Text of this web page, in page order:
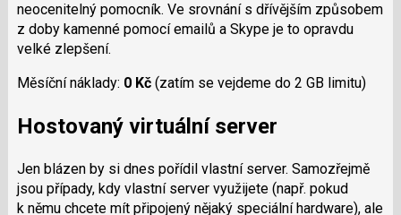
neocenitelný pomocník. Ve srovnání s dřívějším způsobem
z doby kamenné pomocí emailů a Skype je to opravdu
velké zlepšení.
Měsíční náklady: 0 Kč(zatím se vejdeme do 2 GB limitu)
Hostovaný virtuální server
Jen blázen by si dnes pořídil vlastní server. Samozřejmě
jsou případy, kdy vlastní server využijete (např. pokud
k němu chcete mít připojený nějaký speciální hardware), ale